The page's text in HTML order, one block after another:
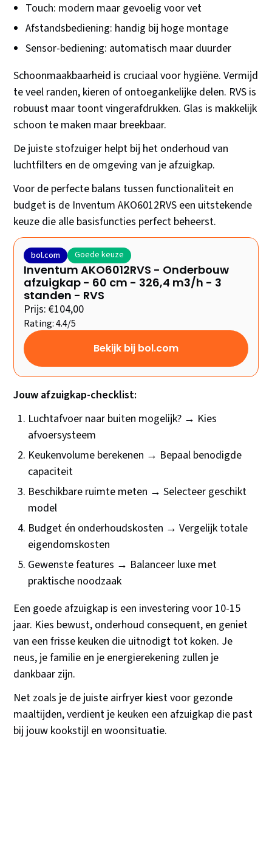
Touch: modern maar gevoelig voor vet
Afstandsbediening: handig bij hoge montage
Sensor-bediening: automatisch maar duurder
Schoonmaakbaarheid is cruciaal voor hygiëne. Vermijd
te veel randen, kieren of ontoegankelijke delen. RVS is
robuust maar toont vingerafdrukken. Glas is makkelijk
schoon te maken maar breekbaar.
De juiste stofzuiger helpt bij het onderhoud van
luchtfilters en de omgeving van je afzuigkap.
Voor de perfecte balans tussen functionaliteit en
budget is de Inventum AKO6012RVS een uitstekende
keuze die alle basisfuncties perfect beheerst.
bol.com Goede keuze
Inventum AKO6012RVS - Onderbouw
afzuigkap - 60 cm - 326,4 m3/h - 3
standen - RVS
Prijs: €104,00
Rating: 4.4/5
Bekijk bij bol.com
Jouw afzuigkap-checklist:
Luchtafvoer naar buiten mogelijk? → Kies
afvoersysteem
Keukenvolume berekenen → Bepaal benodigde
capaciteit
Beschikbare ruimte meten → Selecteer geschikt
model
Budget én onderhoudskosten → Vergelijk totale
eigendomskosten
Gewenste features → Balanceer luxe met
praktische noodzaak
Een goede afzuigkap is een investering voor 10-15
jaar. Kies bewust, onderhoud consequent, en geniet
van een frisse keuken die uitnodigt tot koken. Je
neus, je familie en je energierekening zullen je
dankbaar zijn.
Net zoals je de juiste airfryer kiest voor gezonde
maaltijden, verdient je keuken een afzuigkap die past
bij jouw kookstijl en woonsituatie.